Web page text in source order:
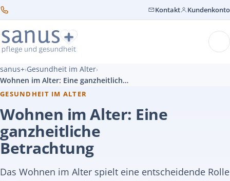
Kontakt Kundenkonto
sanus+›Gesundheit im Alter›
Wohnen im Alter: Eine ganzheitliche Betrachtung
GESUNDHEIT IM ALTER
Wohnen im Alter: Eine
ganzheitliche
Betrachtung
Das Wohnen im Alter spielt eine entscheidende Rolle